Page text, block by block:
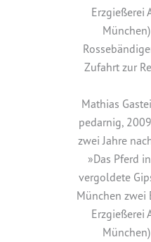
Mathias
pedarnig,
zwei Jahre
»Das Pferd
vergoldete
München zwei
Erzgießerei